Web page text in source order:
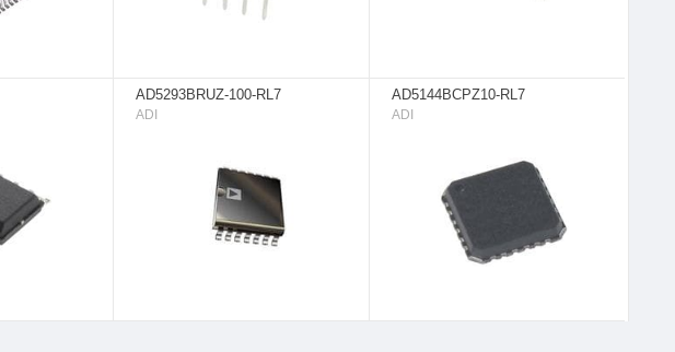
AD5293BRUZ-100-RL7
ADI
AD5144BCPZ10-RL7
ADI